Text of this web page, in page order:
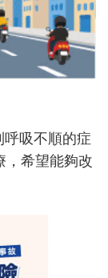
吸不順的症
，希望能夠改